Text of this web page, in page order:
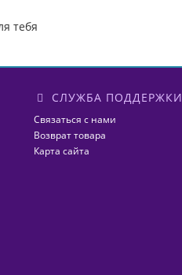
тебя
СЛУЖБА ПОДДЕРЖКИ
Связаться с нами
Возврат товара
Карта сайта